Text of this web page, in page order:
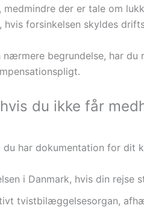
der er tale om
forsinkelsen skyldes
nærmere begrundelse, har
du ikke får
har dokumentation for dit
i Danmark, hvis din rejse
tvistbilæggelsesorgan,